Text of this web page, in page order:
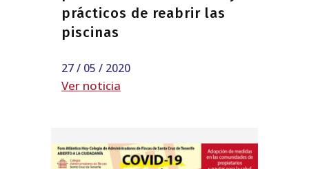
prácticos de reabrir las
piscinas
27 / 05 / 2020
Ver noticia